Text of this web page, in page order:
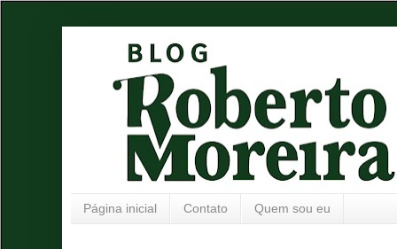
Página inicial Contato Quem sou eu